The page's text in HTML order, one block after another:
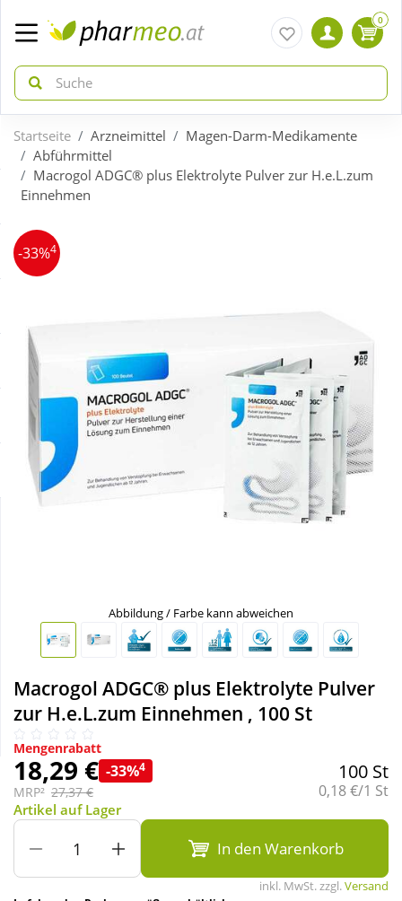
zurück
ÜBERSICHT AKTIONEN
Aktuelle Coupons
Sale
Sparsets
zurück
ÜBERSICHT KATEGORIEN
Arzneimittel
Diabetes
Körperpflege & Kosmetik
Liebe & Erotik
Natur & Homöopathie
Sanitätshaus
Sport & Fitness
Tierbedarf
Wellness
0
Startseite Arzneimittel
Magen-Darm-Medikamente
Abführmittel
Macrogol ADGC® plus Elektrolyte Pulver zur H.e.L.zum
Einnehmen
-33%4
Abbildung / Farbe kann abweichen
Macrogol ADGC® plus Elektrolyte Pulver
zur H.e.L.zum Einnehmen , 100 St
Mengenrabatt
18,29 € -33%4
MRP² 27,37 €
100 St
Grundpreis:
0,18 €/1 St
Artikel auf Lager
In den Warenkorb
inkl. MwSt. zzgl.Versand